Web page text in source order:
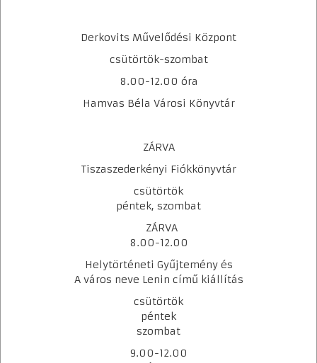
Indítás
Közérdekű adatok
Beszerzések
Adatkezelési Tájékoztató
Panaszkezelés
Derkovits Művelődési Központ
csütörtök-szombat
8.00-12.00 óra
Hamvas Béla Városi Könyvtár
ZÁRVA
Tiszaszederkényi Fiókkönyvtár
csütörtök
péntek, szombat
ZÁRVA
8.00-12.00
Helytörténeti Gyűjtemény és
A város neve Lenin című kiállítás
csütörtök
péntek
szombat
9.00-12.00